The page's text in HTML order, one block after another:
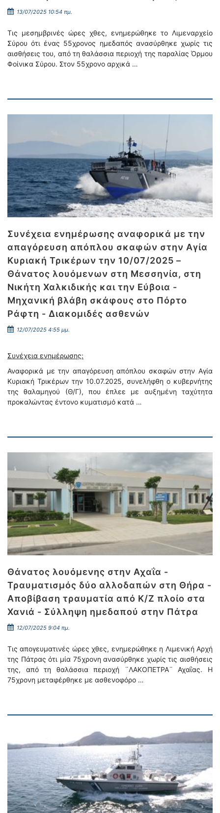
13/07/2025 10:54 πμ.
Τις μεσημβρινές ώρες χθες, ενημερώθηκε το Λιμεναρχείο
Σύρου ότι ένας 55χρονος ημεδαπός ανασύρθηκε χωρίς τις
αισθήσεις του, από τη θαλάσσια περιοχή της παραλίας Όρμου
Φοίνικα Σύρου. Στον 55χρονο αρχικά …
Συνέχεια ενημέρωσης αναφορικά με την
απαγόρευση απόπλου σκαφών στην Αγία
Κυριακή Τρικέρων την 10/07/2025 –
Θάνατος λουόμενων στη Μεσσηνία, στη
Νικήτη Χαλκιδικής και την Εύβοια -
Μηχανική βλάβη σκάφους στο Πόρτο
Ράφτη - Διακομιδές ασθενών
12/07/2025 4:55 μμ.
Συνέχεια ενημέρωσης:
Αναφορικά με την απαγόρευση απόπλου σκαφών στην Αγία
Κυριακή Τρικέρων την 10.07.2025, συνελήφθη ο κυβερνήτης
της θαλαμηγού (Θ/Γ), που έπλεε με αυξημένη ταχύτητα
προκαλώντας έντονο κυματισμό κατά …
Θάνατος λουόμενης στην Αχαΐα -
Τραυματισμός δύο αλλοδαπών στη Θήρα -
Αποβίβαση τραυματία από Κ/Ζ πλοίο στα
Χανιά - Σύλληψη ημεδαπού στην Πάτρα
12/07/2025 9:04 πμ.
Τις απογευματινές ώρες χθες, ενημερώθηκε η Λιμενική Αρχή
της Πάτρας ότι μία 75χρονη ανασύρθηκε χωρίς τις αισθήσεις
της, από τη θαλάσσια περιοχή ¨ΛΑΚΟΠΕΤΡΑ¨ Αχαΐας. Η
75χρονη μεταφέρθηκε με ασθενοφόρο …